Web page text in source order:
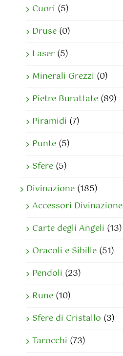
Cuori (5)
Druse (0)
Laser (5)
Minerali Grezzi (0)
Pietre Burattate (89)
Piramidi (7)
Punte (5)
Sfere (5)
Divinazione (185)
Accessori Divinazione
Carte degli Angeli (13)
Oracoli e Sibille (51)
Pendoli (23)
Rune (10)
Sfere di Cristallo (3)
Tarocchi (73)